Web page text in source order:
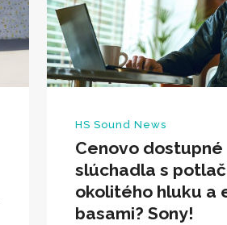
HS Sound News
Cenovo dostupné
slúchadla s
okolitého hluku a
basami? Sony!